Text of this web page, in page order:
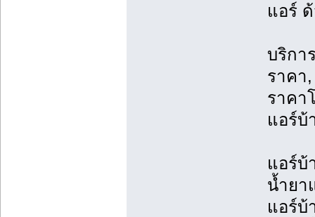
แอร์
บริกา
ราคา
ราคา
แอร์บ้
แอร์บ้
น้ำยา
แอร์บ้